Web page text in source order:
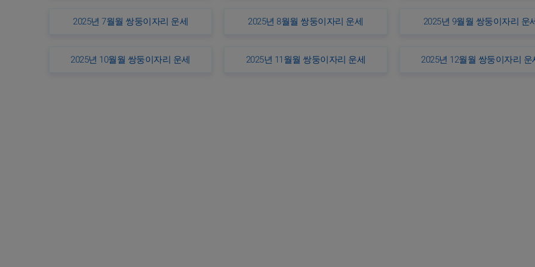
2025년 7월월 쌍둥이자리 운세 2025년 8월월 쌍둥이자리 운세 2025년 9월월 쌍둥이자리 운
2025년 10월월 쌍둥이자리 운세 2025년 11월월 쌍둥이자리 운세 2025년 12월월 쌍둥이자리 운